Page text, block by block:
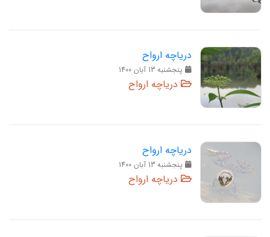
دریاچه ارواح
پنجشنبه 13 آبان 1400
دریاچه ارواح
دریاچه ارواح
پنجشنبه 13 آبان 1400
دریاچه ارواح